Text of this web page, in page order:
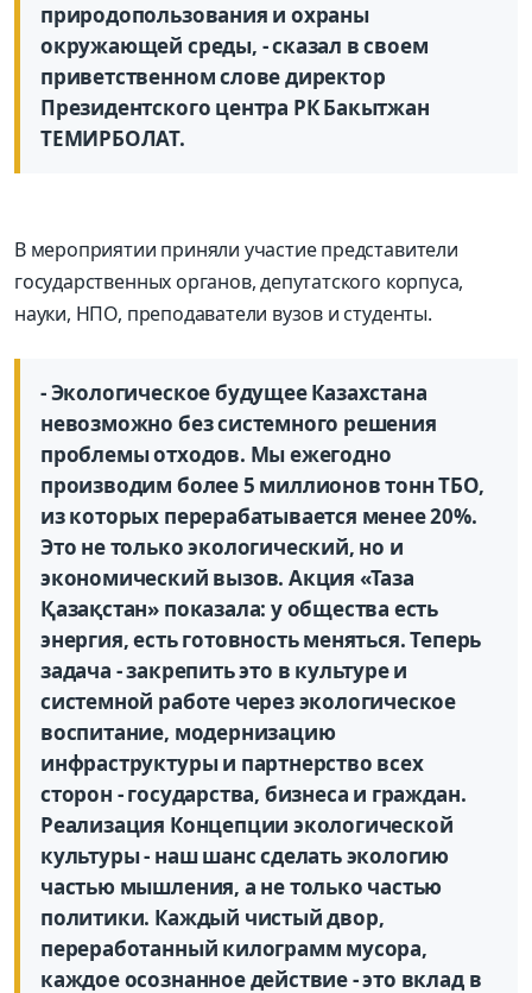
природопользования и охраны
окружающей среды, - сказал в своем
приветственном слове директор
Президентского центра РК Бакытжан
ТЕМИРБОЛАТ.
В мероприятии приняли участие представители
государственных органов, депутатского корпуса,
науки, НПО, преподаватели вузов и студенты.
- Экологическое будущее Казахстана
невозможно без системного решения
проблемы отходов. Мы ежегодно
производим более 5 миллионов тонн ТБО,
из которых перерабатывается менее 20%.
Это не только экологический, но и
экономический вызов. Акция «Таза
Қазақстан» показала: у общества есть
энергия, есть готовность меняться. Теперь
задача - закрепить это в культуре и
системной работе через экологическое
воспитание, модернизацию
инфраструктуры и партнерство всех
сторон - государства, бизнеса и граждан.
Реализация Концепции экологической
культуры - наш шанс сделать экологию
частью мышления, а не только частью
политики. Каждый чистый двор,
переработанный килограмм мусора,
каждое осознанное действие - это вклад в